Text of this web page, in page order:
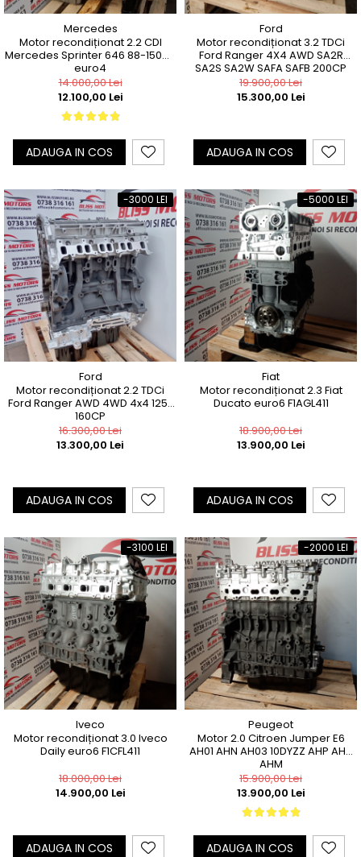
Mercedes
Motor recondiționat 2.2 CDI
Mercedes Sprinter 646 88-150CP
euro4
14.000,00 Lei
12.100,00 Lei
ADAUGA IN COS
Ford
Motor recondiționat 3.2 TDCi
Ford Ranger 4X4 AWD SA2R
SA2S SA2W SAFA SAFB 200CP
19.900,00 Lei
15.300,00 Lei
ADAUGA IN COS
-3000 LEI
Ford
Motor recondiționat 2.2 TDCi
Ford Ranger AWD 4WD 4x4 125-
160CP
16.300,00 Lei
13.300,00 Lei
ADAUGA IN COS
-5000 LEI
Fiat
Motor recondiționat 2.3 Fiat
Ducato euro6 F1AGL411
18.900,00 Lei
13.900,00 Lei
ADAUGA IN COS
-3100 LEI
Iveco
Motor recondiționat 3.0 Iveco
Daily euro6 F1CFL411
18.000,00 Lei
14.900,00 Lei
ADAUGA IN COS
-2000 LEI
Peugeot
Motor 2.0 Citroen Jumper E6
AH01 AHN AH03 10DYZZ AHP AHK
AHM
15.900,00 Lei
13.900,00 Lei
ADAUGA IN COS